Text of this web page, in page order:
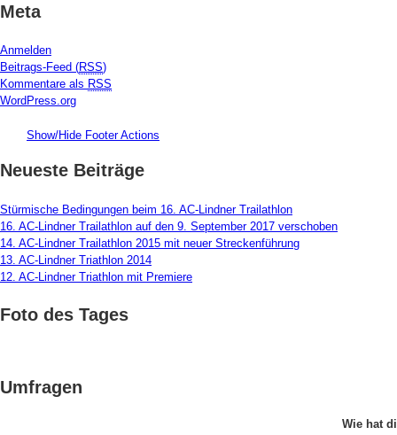
Meta
Anmelden
Beitrags-Feed (RSS)
Kommentare als RSS
WordPress.org
Show/Hide Footer Actions
Neueste Beiträge
Stürmische Bedingungen beim 16. AC-Lindner Trailathlon
16. AC-Lindner Trailathlon auf den 9. September 2017 verschoben
14. AC-Lindner Trailathlon 2015 mit neuer Streckenführung
13. AC-Lindner Triathlon 2014
12. AC-Lindner Triathlon mit Premiere
Foto des Tages
Umfragen
Wie hat